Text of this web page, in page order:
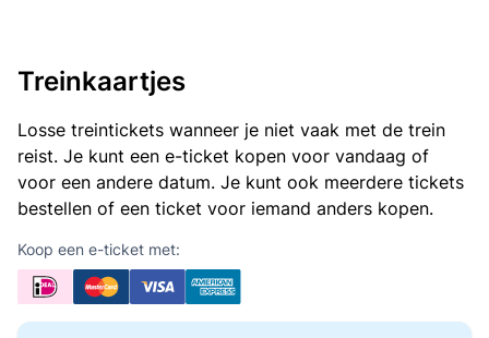
Treinkaartjes
Losse treintickets wanneer je niet vaak met de trein
reist. Je kunt een e-ticket kopen voor vandaag of
voor een andere datum. Je kunt ook meerdere tickets
bestellen of een ticket voor iemand anders kopen.
Koop een e-ticket met: